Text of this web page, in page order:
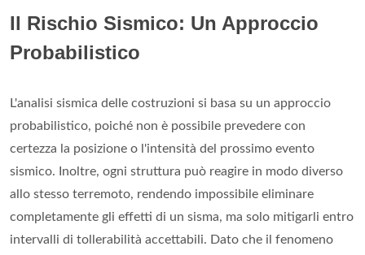
Il Rischio Sismico: Un Approccio
Probabilistico
L'analisi sismica delle costruzioni si basa su un approccio
probabilistico, poiché non è possibile prevedere con
certezza la posizione o l'intensità del prossimo evento
sismico. Inoltre, ogni struttura può reagire in modo diverso
allo stesso terremoto, rendendo impossibile eliminare
completamente gli effetti di un sisma, ma solo mitigarli entro
intervalli di tollerabilità accettabili. Dato che il fenomeno